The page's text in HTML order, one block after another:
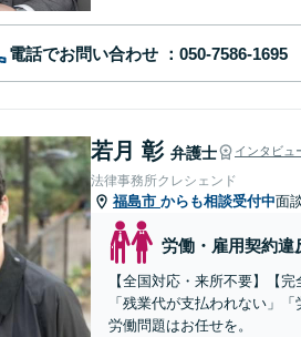
電話でお問い合わせ
若月 彰 弁護士 インタビュ
法律事務所クレシェンド
福島市 からも相談受付中面
労働・雇用契約違
【全国対応・来所不要】【
「残業代が支払われない」
労働問題はお任せを。